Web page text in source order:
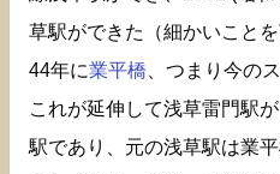
草駅ができた（細かいこと
44年に業平橋 、つまり今の
これが延伸して浅草雷門駅
駅であり、元の浅草駅は業